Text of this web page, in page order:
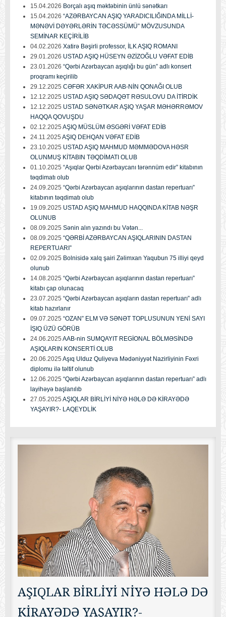
15.04.2026 Borçalı aşıq məktəbinin ünlü sənətkarı
15.04.2026 “AZƏRBAYCAN AŞIQ YARADICILIĞINDA MİLLİ-
MƏNƏVİ DƏYƏRLƏRİN TƏCƏSSÜMÜ” MÖVZUSUNDA
SEMİNAR KEÇİRİLİB
04.02.2026 Xatirə Bəşirli professor, İLK AŞIQ ROMANI
29.01.2026 USTAD AŞIQ HÜSEYN ƏZİZOĞLU VƏFAT EDİB
23.01.2026 “Qərbi Azərbaycan aşıqlığı bu gün” adlı konsert
proqramı keçirilib
29.12.2025 CƏFƏR XAKİPUR AAB-NİN QONAĞI OLUB
12.12.2025 USTAD AŞIQ SƏDAQƏT RƏSULOVU DA İTİRDİK
12.12.2025 USTAD SƏNƏTKAR AŞIQ YAŞAR MƏHƏRRƏMOV
HAQQA QOVUŞDU
02.12.2025 AŞIQ MÜSLÜM ƏSGƏRİ VƏFAT EDİB
24.11.2025 AŞIQ DEHQAN VƏFAT EDİB
23.10.2025 USTAD AŞIQ MAHMUD MƏMMƏDOVA HƏSR
OLUNMUŞ KİTABIN TƏQDİMATI OLUB
01.10.2025 “Aşıqlar Qərbi Azərbaycanı tərənnüm edir” kitabının
təqdimatı olub
24.09.2025 “Qərbi Azərbaycan aşıqlarının dastan repertuarı”
kitabının təqdimatı olub
19.09.2025 USTAD AŞIQ MAHMUD HAQQINDA KİTAB NƏŞR
OLUNUB
08.09.2025 Sənin alın yazındı bu Vətən...
08.09.2025 “QƏRBİ AZƏRBAYCAN AŞIQLARININ DASTAN
REPERTUARI”
02.09.2025 Bolnisidə xalq şairi Zəlimxan Yaqubun 75 illiyi qeyd
olunub
14.08.2025 “Qərbi Azərbaycan aşıqlarının dastan repertuarı”
kitabı çap olunacaq
23.07.2025 “Qərbi Azərbaycan aşıqların dastan repertuarı” adlı
kitab hazırlanır
09.07.2025 “OZAN” ELM VƏ SƏNƏT TOPLUSUNUN YENİ SAYI
İŞIQ ÜZÜ GÖRÜB
24.06.2025 AAB-nin SUMQAYIT REGİONAL BÖLMƏSİNDƏ
AŞIQLARIN KONSERTİ OLUB
20.06.2025 Aşıq Ulduz Quliyeva Mədəniyyət Nazirliyinin Fəxri
diplomu ilə təltif olunub
12.06.2025 “Qərbi Azərbaycan aşıqlarının dastan repertuarı” adlı
layihəyə başlanılıb
27.05.2025 AŞIQLAR BİRLİYİ NİYƏ HƏLƏ DƏ KİRAYƏDƏ
YAŞAYIR?- LAQEYDLİK
AŞIQLAR BİRLİYİ NİYƏ HƏLƏ DƏ
KİRAYƏDƏ YAŞAYIR?-